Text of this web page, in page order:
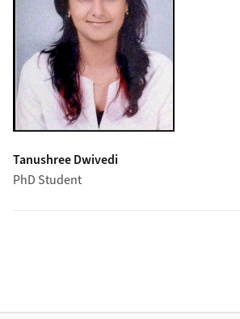
Tanushree Dwivedi
PhD Student